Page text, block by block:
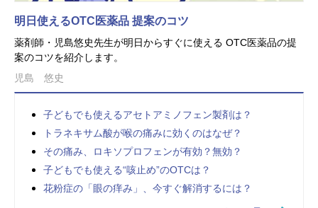
明日使えるOTC医薬品 提案のコツ
薬剤師・児島悠史先生が明日からすぐに使える OTC医薬品の提
案のコツを紹介します。
児島 悠史
子どもでも使えるアセトアミノフェン製剤は？
トラネキサム酸が喉の痛みに効くのはなぜ？
その痛み、ロキソプロフェンが有効？無効？
子どもでも使える“咳止め”のOTCは？
花粉症の「眼の痒み」、今すぐ解消するには？